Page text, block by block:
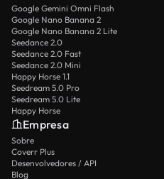
Google Gemini Omni Flash
Google Nano Banana 2
Google Nano Banana 2 Lite
Seedance 2.0
Seedance 2.0 Fast
Seedance 2.0 Mini
Happy Horse 1.1
Seedream 5.0 Pro
Seedream 5.0 Lite
Happy Horse
Empresa
Sobre
Coverr Plus
Desenvolvedores / API
Blog